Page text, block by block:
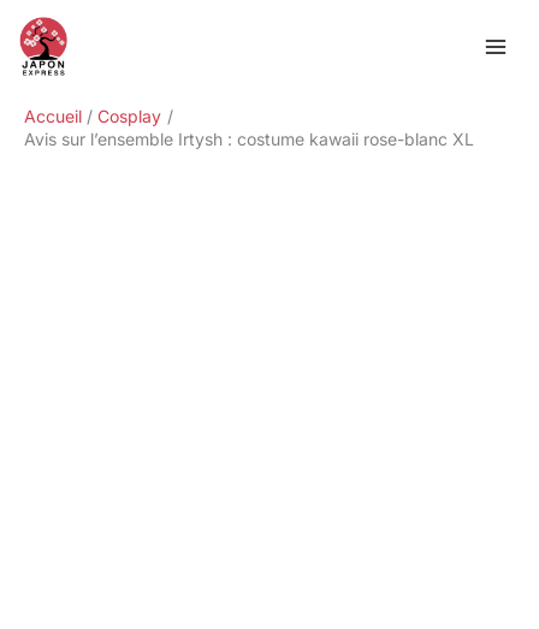
contenu
Accueil
Cosplay
Avis sur l’ensemble Irtysh : costume kawaii rose-blanc XL
Rechercher